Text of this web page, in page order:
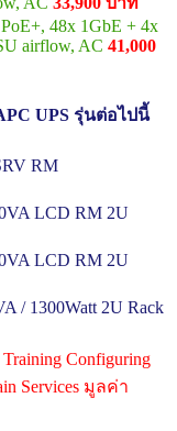
48x 1GbE + 4x
airflow, AC 41,000
UPS รุ่นต่อไปนี้
RM
LCD RM 2U
LCD RM 2U
/ 1300Watt 2U Rack
Configuring
Services มูลค่า